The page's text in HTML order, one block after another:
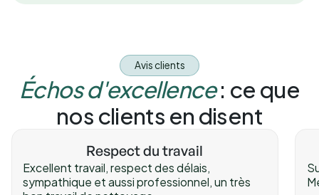
Avis clients
Échos d'excellence: ce que
nos clients en disent
Respect du travail
Excellent travail, respect des délais,
sympathique et aussi professionnel, un très